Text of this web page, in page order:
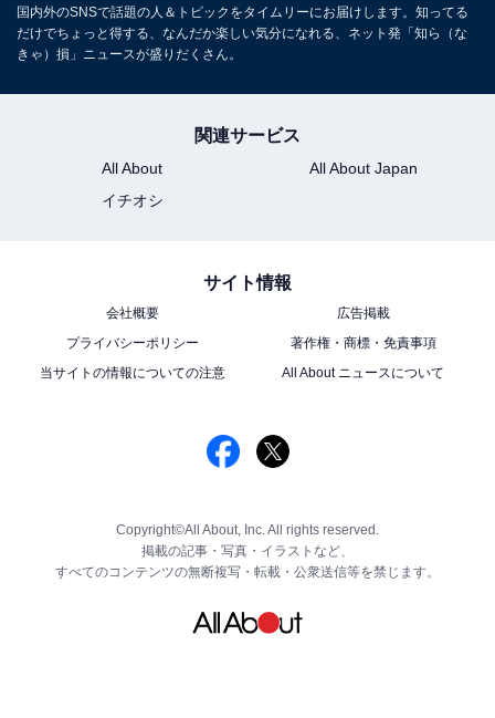
国内外のSNSで話題の人＆トピックをタイムリーにお届けします。知ってる
だけでちょっと得する、なんだか楽しい気分になれる、ネット発「知ら（な
きゃ）損」ニュースが盛りだくさん。
関連サービス
All About
All About Japan
イチオシ
サイト情報
会社概要
広告掲載
プライバシーポリシー
著作権・商標・免責事項
当サイトの情報についての注意
All About ニュースについて
Copyright©All About, Inc. All rights reserved.
掲載の記事・写真・イラストなど、
すべてのコンテンツの無断複写・転載・公衆送信等を禁じます。